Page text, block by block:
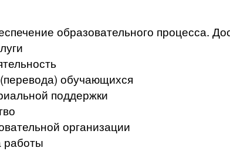
образовательного процесса.
обучающихся
поддержки
организации
работы